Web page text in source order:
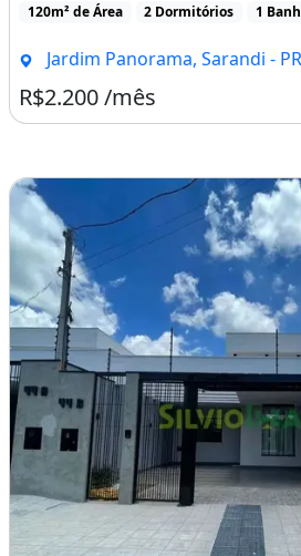
120m² de Área 2 Dormitórios 1
Jardim Panorama, Sarandi - PR
R$2.200 /mês